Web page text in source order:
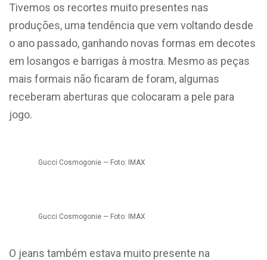
Tivemos os recortes muito presentes nas
produções, uma tendência que vem voltando desde
o ano passado, ganhando novas formas em decotes
em losangos e barrigas à mostra. Mesmo as peças
mais formais não ficaram de foram, algumas
receberam aberturas que colocaram a pele para
jogo.
Gucci Cosmogonie — Foto: IMAX
Gucci Cosmogonie — Foto: IMAX
O jeans também estava muito presente na